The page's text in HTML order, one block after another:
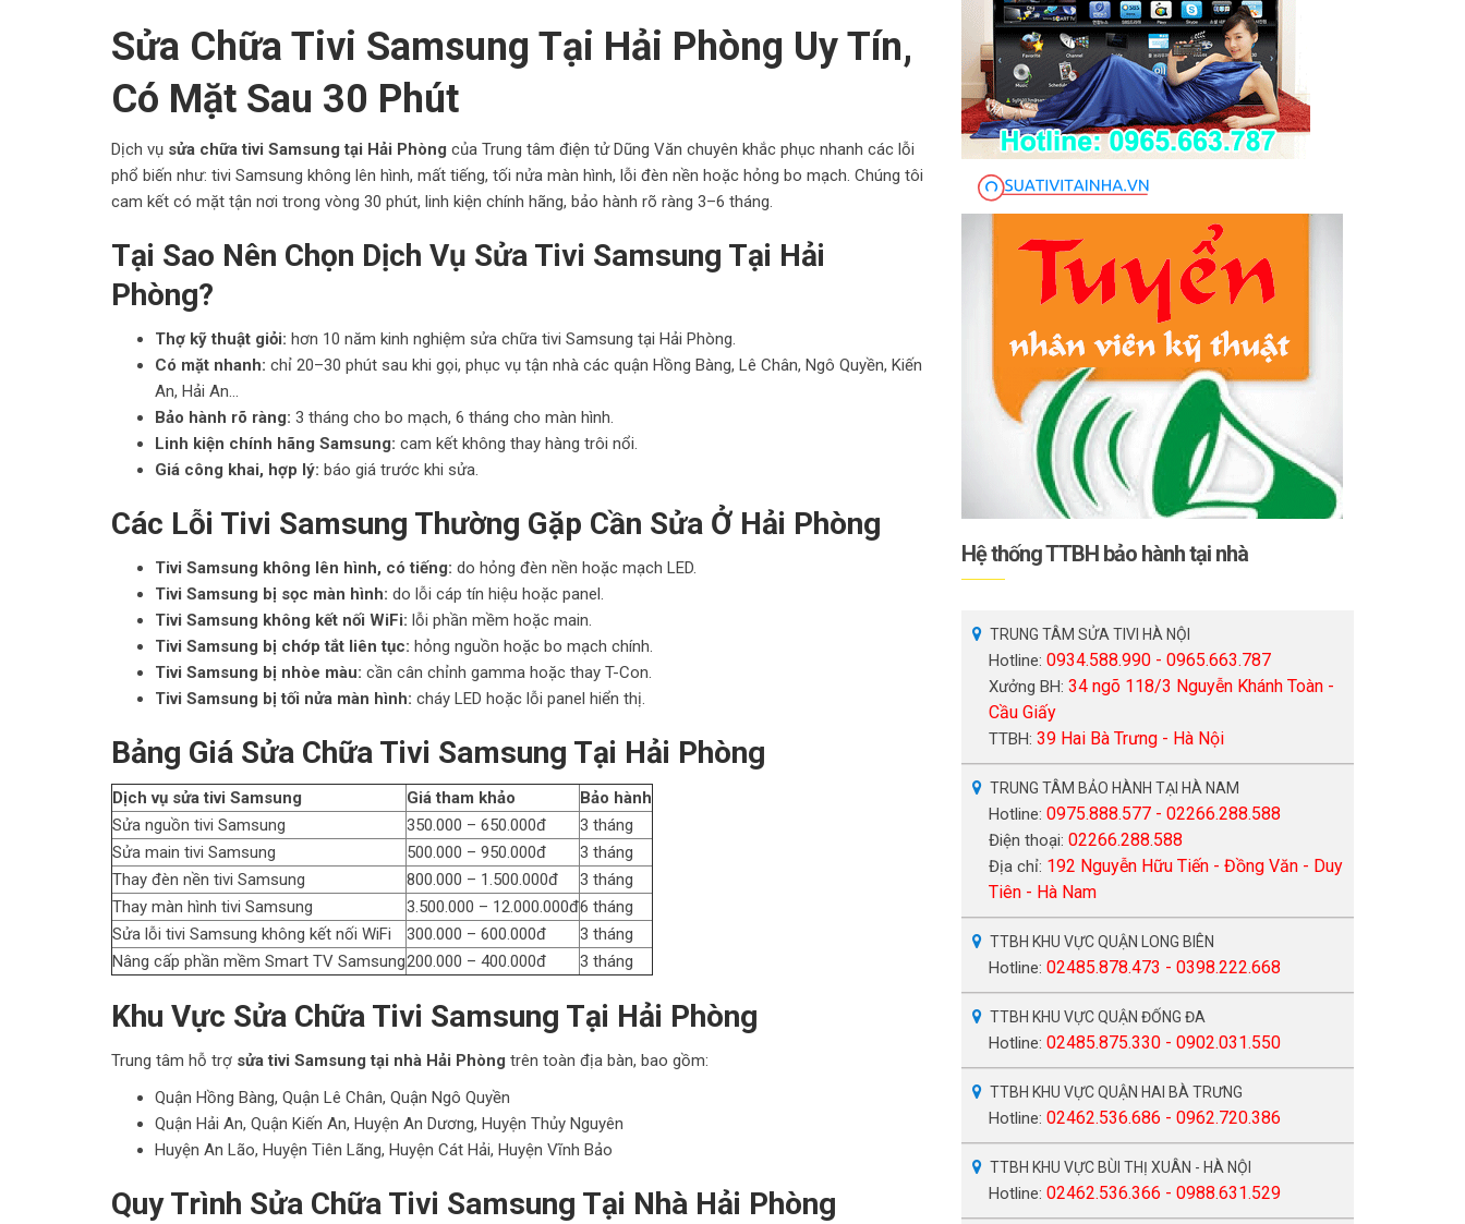
Sửa Chữa Tivi Samsung Tại Hải Phòng Uy Tín,
Có Mặt Sau 30 Phút
Dịch vụ sửa chữa tivi Samsung tại Hải Phòng của Trung tâm điện tử Dũng Văn chuyên khắc phục nhanh các lỗi
phổ biến như: tivi Samsung không lên hình, mất tiếng, tối nửa màn hình, lỗi đèn nền hoặc hỏng bo mạch. Chúng tôi
cam kết có mặt tận nơi trong vòng 30 phút, linh kiện chính hãng, bảo hành rõ ràng 3–6 tháng.
Tại Sao Nên Chọn Dịch Vụ Sửa Tivi Samsung Tại Hải
Phòng?
Thợ kỹ thuật giỏi: hơn 10 năm kinh nghiệm sửa chữa tivi Samsung tại Hải Phòng.
Có mặt nhanh: chỉ 20–30 phút sau khi gọi, phục vụ tận nhà các quận Hồng Bàng, Lê Chân, Ngô Quyền, Kiến
An, Hải An...
Bảo hành rõ ràng: 3 tháng cho bo mạch, 6 tháng cho màn hình.
Linh kiện chính hãng Samsung: cam kết không thay hàng trôi nổi.
Giá công khai, hợp lý: báo giá trước khi sửa.
Các Lỗi Tivi Samsung Thường Gặp Cần Sửa Ở Hải Phòng
Tivi Samsung không lên hình, có tiếng: do hỏng đèn nền hoặc mạch LED.
Tivi Samsung bị sọc màn hình: do lỗi cáp tín hiệu hoặc panel.
Tivi Samsung không kết nối WiFi: lỗi phần mềm hoặc main.
Tivi Samsung bị chớp tắt liên tục: hỏng nguồn hoặc bo mạch chính.
Tivi Samsung bị nhòe màu: cần cân chỉnh gamma hoặc thay T-Con.
Tivi Samsung bị tối nửa màn hình: cháy LED hoặc lỗi panel hiển thị.
Bảng Giá Sửa Chữa Tivi Samsung Tại Hải Phòng
Dịch vụ sửa tivi Samsung Giá tham khảo
Bảo hành
Sửa nguồn tivi Samsung
350.000 – 650.000đ
3 tháng
Sửa main tivi Samsung
500.000 – 950.000đ
3 tháng
Thay đèn nền tivi Samsung
800.000 – 1.500.000đ
3 tháng
Thay màn hình tivi Samsung
3.500.000 – 12.000.000đ6 tháng
Sửa lỗi tivi Samsung không kết nối WiFi
300.000 – 600.000đ
3 tháng
Nâng cấp phần mềm Smart TV Samsung200.000 – 400.000đ 3 tháng
Khu Vực Sửa Chữa Tivi Samsung Tại Hải Phòng
Trung tâm hỗ trợ sửa tivi Samsung tại nhà Hải Phòng trên toàn địa bàn, bao gồm:
Quận Hồng Bàng, Quận Lê Chân, Quận Ngô Quyền
Quận Hải An, Quận Kiến An, Huyện An Dương, Huyện Thủy Nguyên
Huyện An Lão, Huyện Tiên Lãng, Huyện Cát Hải, Huyện Vĩnh Bảo
Quy Trình Sửa Chữa Tivi Samsung Tại Nhà Hải Phòng
Hệ thống TTBH bảo hành tại nhà
TRUNG TÂM SỬA TIVI HÀ NỘI
Hotline: 0934.588.990 - 0965.663.787
Xưởng BH: 34 ngõ 118/3 Nguyễn Khánh Toàn -
Cầu Giấy
TTBH: 39 Hai Bà Trưng - Hà Nội
TRUNG TÂM BẢO HÀNH TẠI HÀ NAM
Hotline: 0975.888.577 - 02266.288.588
Điện thoại: 02266.288.588
Địa chỉ: 192 Nguyễn Hữu Tiến - Đồng Văn - Duy
Tiên - Hà Nam
TTBH KHU VỰC QUẬN LONG BIÊN
Hotline: 02485.878.473 - 0398.222.668
TTBH KHU VỰC QUẬN ĐỐNG ĐA
Hotline: 02485.875.330 - 0902.031.550
TTBH KHU VỰC QUẬN HAI BÀ TRƯNG
Hotline: 02462.536.686 - 0962.720.386
TTBH KHU VỰC BÙI THỊ XUÂN - HÀ NỘI
Hotline: 02462.536.366 - 0988.631.529